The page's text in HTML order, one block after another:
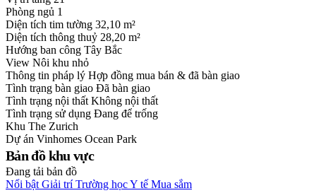
Phòng ngủ 1
Diện tích tim tường 32,10 m²
Diện tích thông thuỷ 28,20 m²
Hướng ban công Tây Bắc
View Nôi khu nhỏ
Thông tin pháp lý Hợp đồng mua bán & đã bàn giao
Tình trạng bàn giao Đã bàn giao
Tình trạng nội thất Không nội thất
Tình trạng sử dụng Đang để trống
Khu The Zurich
Dự án Vinhomes Ocean Park
Bản đồ khu vực
Đang tải bản đồ
Nổi bật Giải trí Trường họcY tế Mua sắm